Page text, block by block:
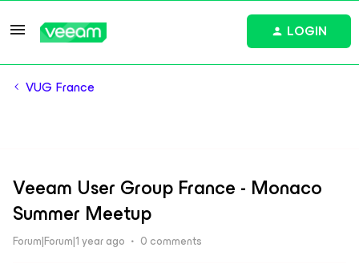
LOGIN
VUG France
Veeam User Group France - Monaco
Summer Meetup
Forum|Forum|1 year ago 0 comments